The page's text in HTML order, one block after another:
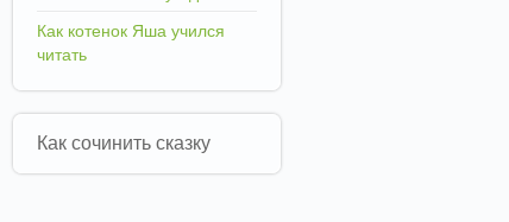
Как котенок Яша учился
читать
Как сочинить сказку